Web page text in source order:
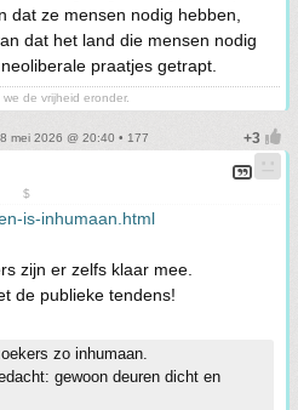
dat ze mensen nodig hebben,
dat het land die mensen nodig
praatjes getrapt.
de vrijheid eronder.
mei 2026 @ 20:40 • 177
$
is-inhumaan.html
zijn er zelfs klaar mee.
de publieke tendens!
zo inhumaan.
gewoon deuren dicht en